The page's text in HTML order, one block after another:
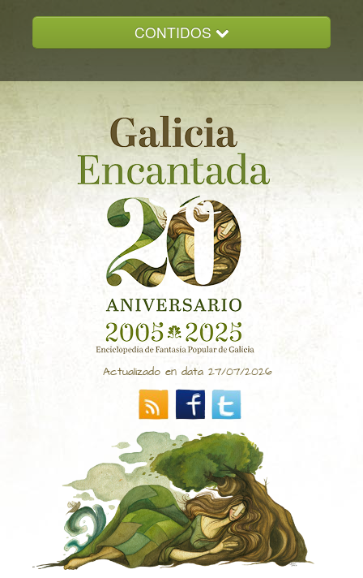
CONTIDOS
GALICIA ENCANTADA
DOCUMENTACION
NOVAS
CONTACTO
Actualizado en data 27/07/2026